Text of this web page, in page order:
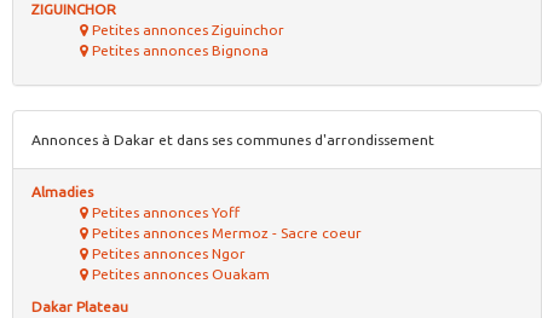
ZIGUINCHOR
Petites annonces Ziguinchor
Petites annonces Bignona
Annonces à Dakar et dans ses communes d'arrondissement
Almadies
Petites annonces Yoff
Petites annonces Mermoz - Sacre coeur
Petites annonces Ngor
Petites annonces Ouakam
Dakar Plateau